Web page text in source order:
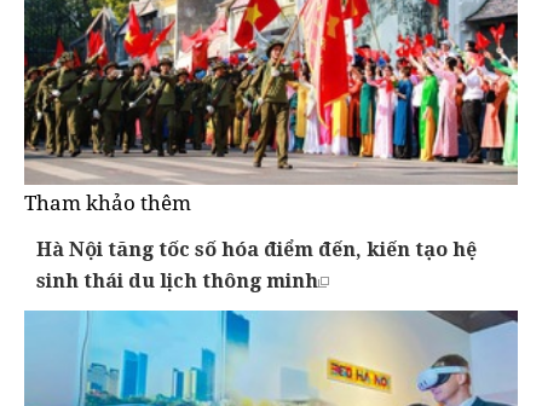
Tham khảo thêm
Hà Nội tăng tốc số hóa điểm đến, kiến tạo hệ
sinh thái du lịch thông minh